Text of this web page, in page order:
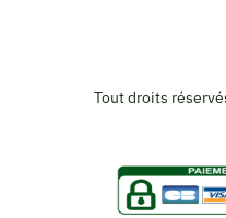
Tout droits